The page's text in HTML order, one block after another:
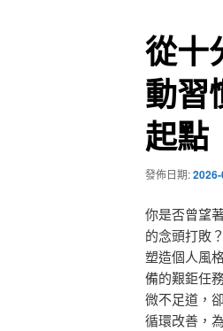
從十
動習
起點
發佈日期:
你是否曾望
的念頭打敗
塑造個人風
備的艱鉅任
微不足道，
循環改善，